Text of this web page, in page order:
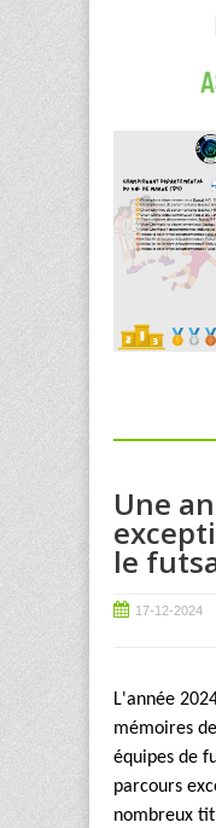
Une
le
17-12-2024
L'année
mémoires
équipes de
parcours
nombreux